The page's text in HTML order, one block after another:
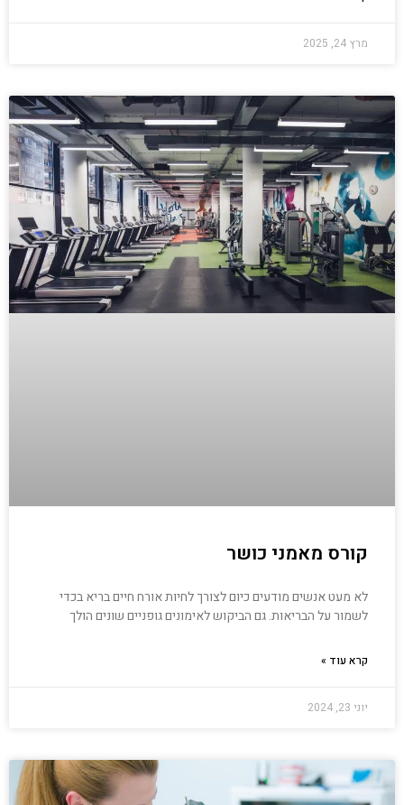
מרץ 24, 2025
קורס מאמני כושר
לא מעט אנשים מודעים כיום לצורך לחיות אורח חיים בריא בכדי
לשמור על הבריאות. גם הביקוש לאימונים גופניים שונים הולך
קרא עוד »
יוני 23, 2024